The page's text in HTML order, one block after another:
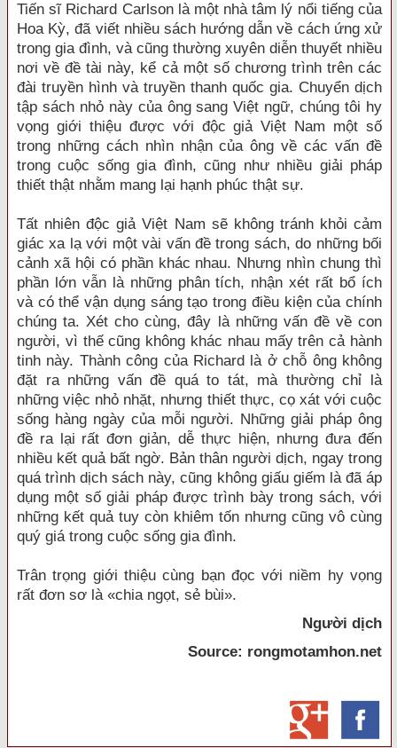
Tiến sĩ Richard Carlson là một nhà tâm lý nổi tiếng của
Hoa Kỳ, đã viết nhiều sách hướng dẫn về cách ứng xử
trong gia đình, và cũng thường xuyên diễn thuyết nhiều
nơi về đề tài này, kể cả một số chương trình trên các
đài truyền hình và truyền thanh quốc gia. Chuyển dịch
tập sách nhỏ này của ông sang Việt ngữ, chúng tôi hy
vọng giới thiệu được với độc giả Việt Nam một số
trong những cách nhìn nhận của ông về các vấn đề
trong cuộc sống gia đình, cũng như nhiều giải pháp
thiết thật nhằm mang lại hạnh phúc thật sự.
Tất nhiên độc giả Việt Nam sẽ không tránh khỏi cảm
giác xa lạ với một vài vấn đề trong sách, do những bối
cảnh xã hội có phần khác nhau. Nhưng nhìn chung thì
phần lớn vẫn là những phân tích, nhận xét rất bổ ích
và có thể vận dụng sáng tạo trong điều kiện của chính
chúng ta. Xét cho cùng, đây là những vấn đề về con
người, vì thế cũng không khác nhau mấy trên cả hành
tinh này. Thành công của Richard là ở chỗ ông không
đặt ra những vấn đề quá to tát, mà thường chỉ là
những việc nhỏ nhặt, nhưng thiết thực, cọ xát với cuộc
sống hàng ngày của mỗi người. Những giải pháp ông
đề ra lại rất đơn giản, dễ thực hiện, nhưng đưa đến
nhiều kết quả bất ngờ. Bản thân người dịch, ngay trong
quá trình dịch sách này, cũng không giấu giếm là đã áp
dụng một số giải pháp được trình bày trong sách, với
những kết quả tuy còn khiêm tốn nhưng cũng vô cùng
quý giá trong cuộc sống gia đình.
Trân trọng giới thiệu cùng bạn đọc với niềm hy vọng
rất đơn sơ là «chia ngọt, sẻ bùi».
Người dịch
Source: rongmotamhon.net